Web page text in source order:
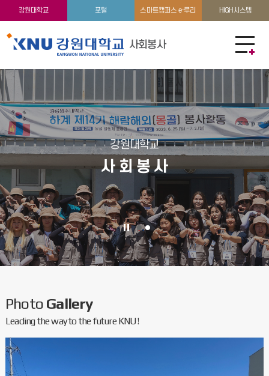
강원대학교 포털 스마트캠퍼스 e-루리 HIGH시스템
사회봉사
강원대학교
사 회 봉 사
Photo Gallery
Leading the way to the future KNU!